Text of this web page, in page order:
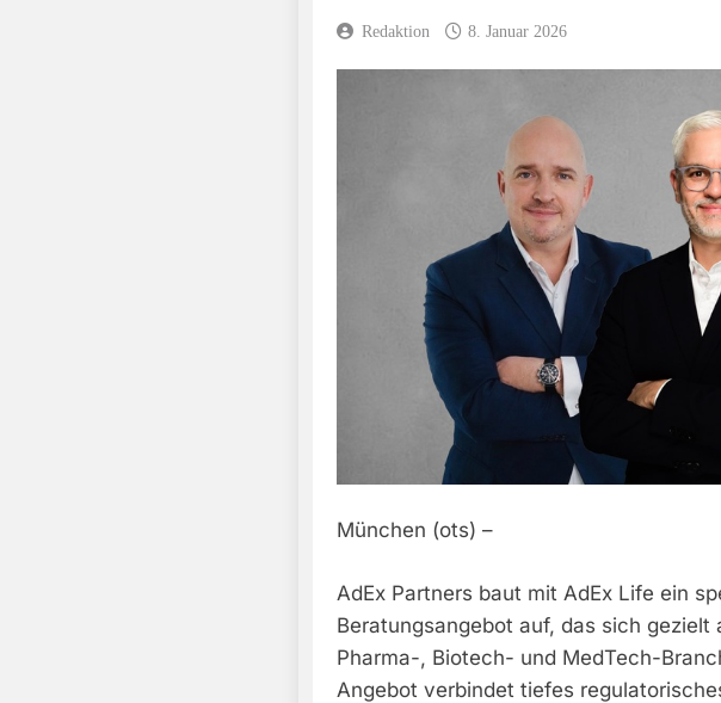
Redaktion 8. Januar 2026
München (ots) –
AdEx Partners baut mit AdEx Life ein
Beratungsangebot auf, das sich gezielt
Pharma-, Biotech- und MedTech-
Angebot verbindet tiefes